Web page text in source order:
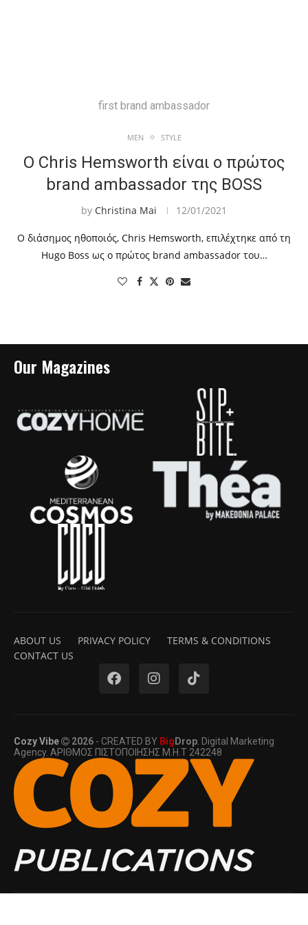
first brand ambassador
MEN STYLE
Ο Chris Hemsworth είναι ο πρώτος
brand ambassador της BOSS
by Christina Mai 12/01/2021
Ο διάσημος ηθοποιός, Chris Hemsworth, επιλέχτηκε από τη
Hugo Boss ως ο πρώτος brand ambassador του…
Our Magazines
ABOUT US PRIVACY POLICY
TERMS & CONDITIONS
CONTACT US
Cozy Vibe 2026 - CREATED BY Big Drop . Digital Marketing
Agency. ΑΡΙΘΜΟΣ ΠΙΣΤΟΠΟΙΗΣΗΣ Μ.Η.Τ 242248